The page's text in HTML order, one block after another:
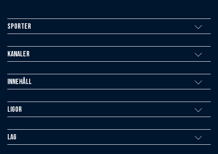
Sporter
Kanaler
Innehåll
Ligor
Lag